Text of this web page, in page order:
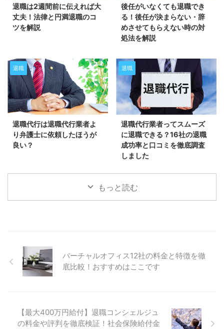
退職は2週間前に伝えれば大
丈夫！法律と円満退職のコ
ツを解説
後任がいなくても退職でき
る！後任が決まらない・辞
めさせてもらえない時の対
処法を解説
退職
退職代行は退職代行業者よ
り弁護士に依頼したほうが
良い？
退職
退職代行業者ってスムーズ
に退職できる？16社の退職
成功率と口コミを徹底調査
しました
もっと読む
バーチャルオフィス12社の料金と特徴を徹
底比較！おすすめはここです
【最大400万円給付】退職コンシェルジュ
の料金や評判を徹底検証！社会保険給付金